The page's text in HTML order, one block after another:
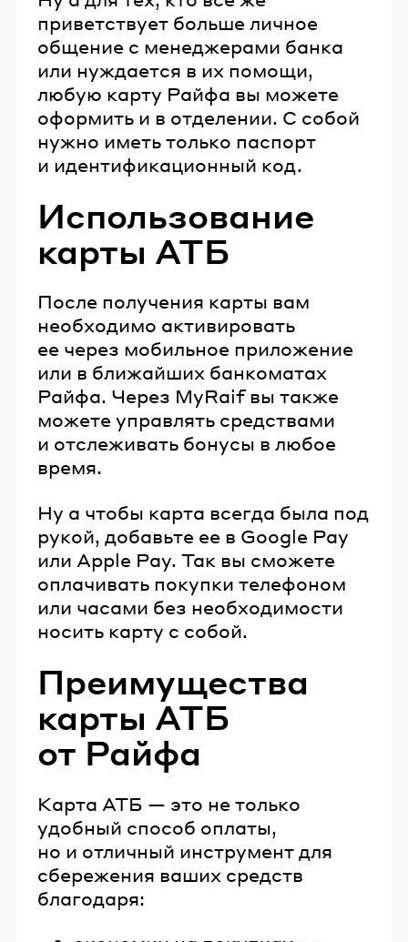
приветствует больше личное
общение с менеджерами банка
или нуждается в их помощи,
любую карту Райфа вы можете
оформить и в отделении. С собой
нужно иметь только паспорт
и идентификационный код.
Использование
карты АТБ
После получения карты вам
необходимо активировать
ее через мобильное приложение
или в ближайших банкоматах
Райфа. Через MyRaif вы также
можете управлять средствами
и отслеживать бонусы в любое
время.
Ну а чтобы карта всегда была под
рукой, добавьте ее в Google Pay
или Apple Pay. Так вы сможете
оплачивать покупки телефоном
или часами без необходимости
носить карту с собой.
Преимущества
карты АТБ
от Райфа
Карта АТБ — это не только
удобный способ оплаты,
но и отличный инструмент для
сбережения ваших средств
благодаря: